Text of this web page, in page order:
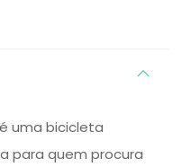
uma bicicleta
para quem procura